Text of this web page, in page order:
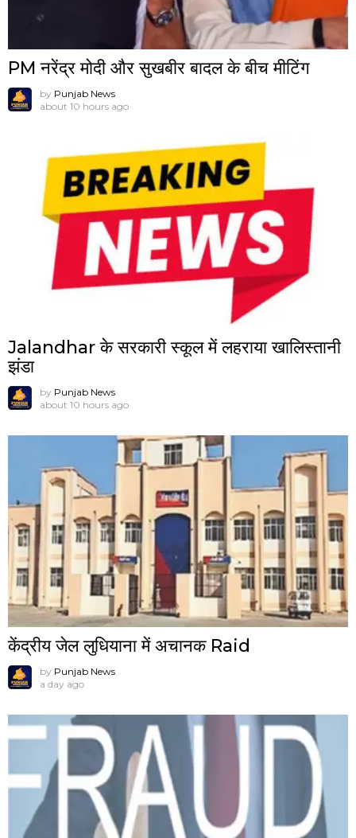
PM नरेंद्र मोदी और सुखबीर बादल के बीच मीटिंग
by Punjab News
about 10 hours ago
Jalandhar के सरकारी स्कूल में लहराया खालिस्तानी
झंडा
by Punjab News
about 10 hours ago
केंद्रीय जेल लुधियाना में अचानक Raid
by Punjab News
a day ago